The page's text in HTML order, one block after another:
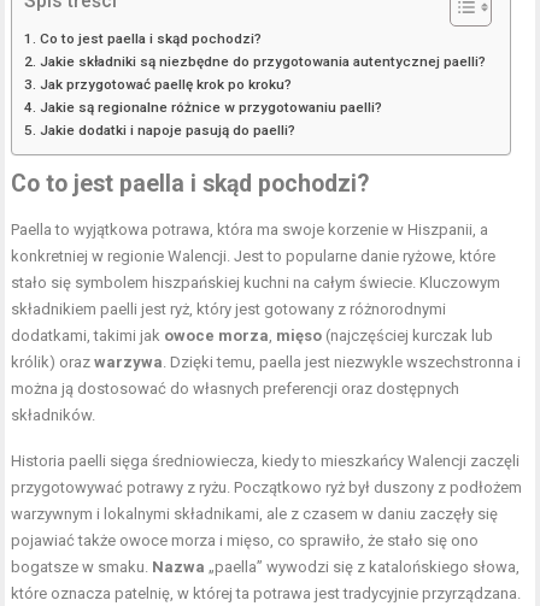
Co to jest paella i skąd pochodzi?
Jakie składniki są niezbędne do przygotowania autentycznej paelli?
Jak przygotować paellę krok po kroku?
Jakie są regionalne różnice w przygotowaniu paelli?
Jakie dodatki i napoje pasują do paelli?
Co to jest paella i skąd pochodzi?
Paella to wyjątkowa potrawa, która ma swoje korzenie w Hiszpanii, a
konkretniej w regionie Walencji. Jest to popularne danie ryżowe, które
stało się symbolem hiszpańskiej kuchni na całym świecie. Kluczowym
składnikiem paelli jest ryż, który jest gotowany z różnorodnymi
dodatkami, takimi jak owoce morza, mięso (najczęściej kurczak lub
królik) orazwarzywa. Dzięki temu, paella jest niezwykle wszechstronna i
można ją dostosować do własnych preferencji oraz dostępnych
składników.
Historia paelli sięga średniowiecza, kiedy to mieszkańcy Walencji zaczęli
przygotowywać potrawy z ryżu. Początkowo ryż był duszony z podłożem
warzywnym i lokalnymi składnikami, ale z czasem w daniu zaczęły się
pojawiać także owoce morza i mięso, co sprawiło, że stało się ono
bogatsze w smaku. Nazwa „paella” wywodzi się z katalońskiego słowa,
które oznacza patelnię, w której ta potrawa jest tradycyjnie przyrządzana.